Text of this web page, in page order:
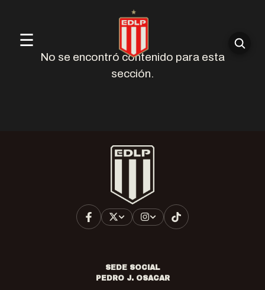
☰
No se encontró contenido para esta
sección.
SEDE SOCIAL
PEDRO J. OSACAR